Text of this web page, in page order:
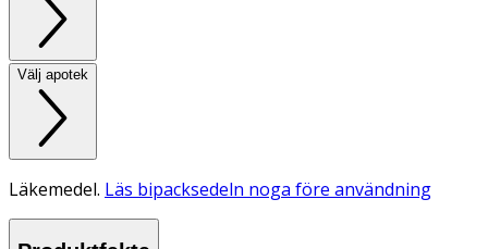
Välj apotek
Läkemedel. Läs bipacksedeln noga före användning